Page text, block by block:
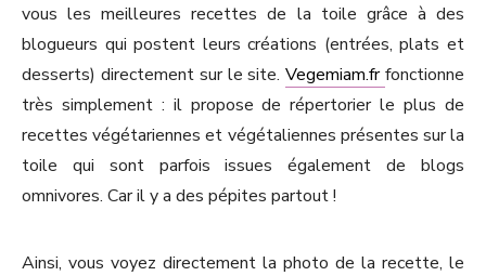
vous les meilleures recettes de la toile grâce à des
blogueurs qui postent leurs créations (entrées, plats et
desserts) directement sur le site.Vegemiam.frfonctionne
très simplement : il propose de répertorier le plus de
recettes végétariennes et végétaliennes présentes sur la
toile qui sont parfois issues également de blogs
omnivores. Car il y a des pépites partout !
Ainsi, vous voyez directement la photo de la recette, le